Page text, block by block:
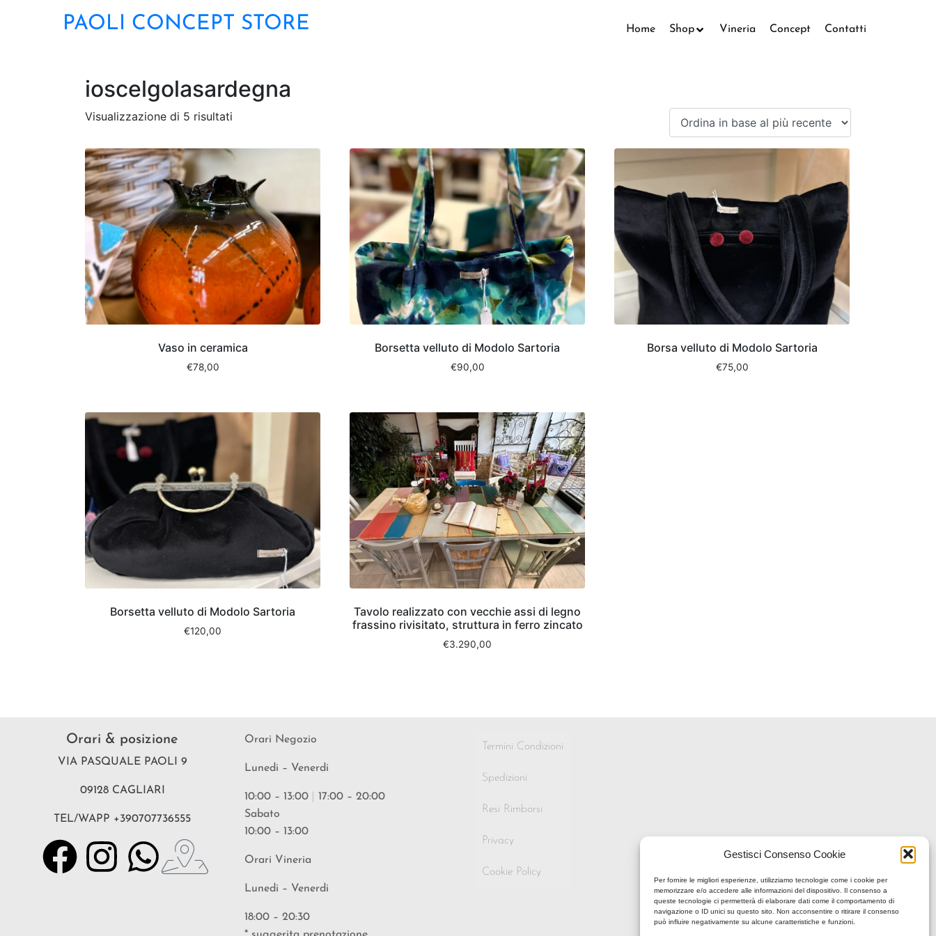
Gestisci Consenso Cookie
Per fornire le migliori esperienze, utilizziamo tecnologie come i cookie per
memorizzare e/o accedere alle informazioni del dispositivo. Il consenso a
queste tecnologie ci permetterà di elaborare dati come il comportamento di
navigazione o ID unici su questo sito. Non acconsentire o ritirare il consenso
può influire negativamente su alcune caratteristiche e funzioni.
PAOLI CONCEPT STORE Home Shop Vineria Concept Contatti
ioscelgolasardegna
Visualizzazione di 5 risultati
Vaso in ceramica
€78,00
Borsetta velluto di Modolo Sartoria
€90,00
Borsa velluto di Modolo Sartoria
€75,00
Borsetta velluto di Modolo Sartoria
€120,00
Tavolo realizzato con vecchie assi di legno
frassino rivisitato, struttura in ferro zincato
€3.290,00
Orari & posizione
VIA PASQUALE PAOLI 9
09128 CAGLIARI
TEL/WAPP +390707736555
Orari Negozio
Lunedi – Venerdi
10:00 – 13:00
17:00 – 20:00
Sabato
10:00 – 13:00
Orari Vineria
Lunedi – Venerdi
18:00 – 20:30
Termini Condizioni
Spedizioni
Resi Rimborsi
Privacy
Cookie Policy